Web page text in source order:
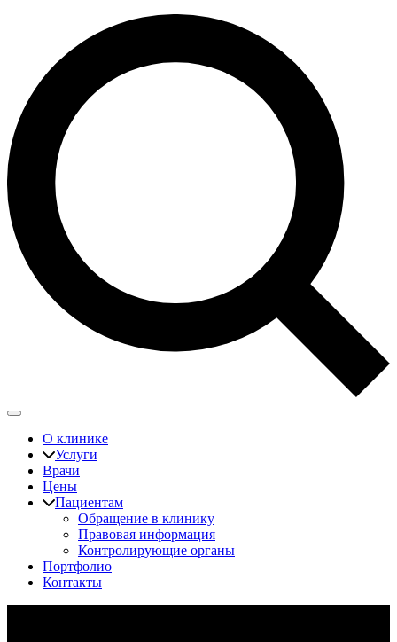
О клинике
Услуги
Врачи
Цены
Пациентам
Обращение в клинику
Правовая информация
Контролирующие органы
Портфолио
Контакты